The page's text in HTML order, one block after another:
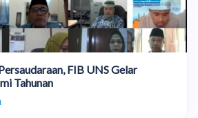
FIB UNS Gelar
Tahunan